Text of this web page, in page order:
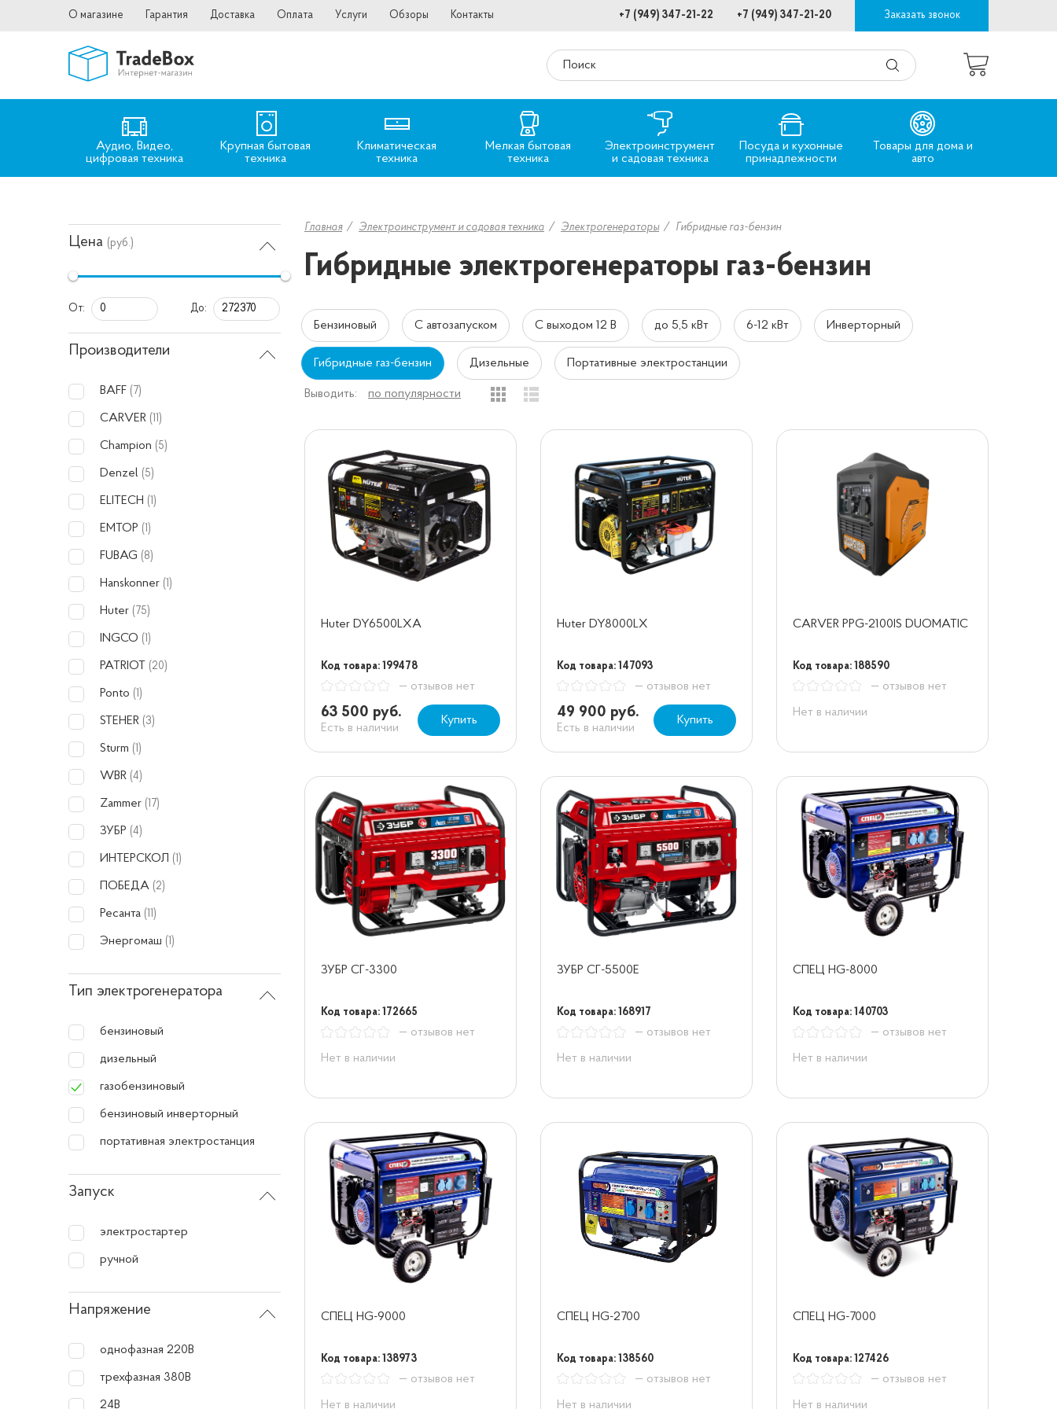
О магазине Гарантия Доставка Оплата Услуги Обзоры Контакты Заказать звонок
+7 (949) 347-21-20
+7 (949) 347-21-22
Аудио, Видео,
цифровая техника
Крупная бытовая
техника
Климатическая
техника
Мелкая бытовая
техника
Электроинструмент
и садовая техника
Посуда и кухонные
принадлежности
Товары для дома и
авто
Цена (руб.)
От: До:
Производители
BAFF (7)
CARVER (11)
Champion (5)
Denzel (5)
ELITECH (1)
EMTOP (1)
FUBAG (8)
Hanskonner (1)
Huter (75)
INGCO (1)
PATRIOT (20)
Ponto (1)
STEHER (3)
Sturm (1)
WBR (4)
Zammer (17)
ЗУБР (4)
ИНТЕРСКОЛ (1)
ПОБЕДА (2)
Ресанта (11)
Энергомаш (1)
Тип электрогенератора
бензиновый
дизельный
газобензиновый
бензиновый инверторный
портативная электростанция
Запуск
электростартер
ручной
Напряжение
однофазная 220В
трехфазная 380В
24В
Главная Электроинструмент и садовая техника Электрогенераторы Гибридные газ-бензин
Гибридные электрогенераторы газ-бензин
Бензиновый С автозапуском С выходом 12 В до 5,5 кВт 6-12 кВт Инверторный
Гибридные газ-бензин Дизельные Портативные электростанции
Выводить: по популярности
Huter DY6500LXA
Код товара: 199478
— отзывов нет
63 500 руб.
Есть в наличии
Купить
Huter DY8000LX
Код товара: 147093
— отзывов нет
49 900 руб.
Есть в наличии
Купить
CARVER PPG-2100IS DUOMATIC
Код товара: 188590
— отзывов нет
Нет в наличии
ЗУБР СГ-3300
Код товара: 172665
— отзывов нет
Нет в наличии
ЗУБР СГ-5500Е
Код товара: 168917
— отзывов нет
Нет в наличии
СПЕЦ HG-8000
Код товара: 140703
— отзывов нет
Нет в наличии
СПЕЦ HG-9000
Код товара: 138973
— отзывов нет
Нет в наличии
СПЕЦ HG-2700
Код товара: 138560
— отзывов нет
Нет в наличии
СПЕЦ HG-7000
Код товара: 127426
— отзывов нет
Нет в наличии